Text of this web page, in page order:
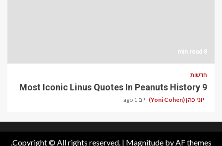
8 min read
חדשות
9 Most Iconic Linus Quotes In Peanuts History
יוני כהן (Yoni Cohen) יום 1 ago
Copyright © All rights reserved. | Magnitudeby AF themes.